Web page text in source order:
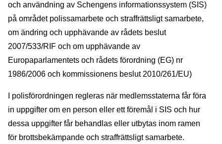
och användning av Schengens informationssystem (SIS)
på området polissamarbete och straffrättsligt samarbete,
om ändring och upphävande av rådets beslut
2007/533/RIF och om upphävande av
Europaparlamentets och rådets förordning (EG) nr
1986/2006 och kommissionens beslut 2010/261/EU)
I polisförordningen regleras när medlemsstaterna får föra
in uppgifter om en person eller ett föremål i SIS och hur
dessa uppgifter får behandlas eller utbytas inom ramen
för brottsbekämpande och straffrättsligt samarbete.